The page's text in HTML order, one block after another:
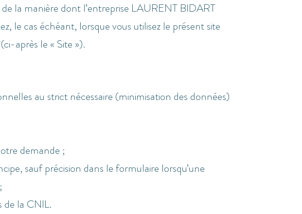
la manière dont l’entreprise LAURENT BIDART
le cas échéant, lorsque vous utilisez le présent site
après le « Site »).
au strict nécessaire (minimisation des données)
demande ;
sauf précision dans le formulaire lorsqu’une
de la CNIL.